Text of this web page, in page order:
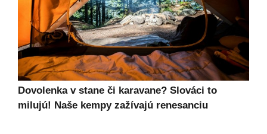
Dovolenka v stane či karavane? Slováci to
milujú! Naše kempy zažívajú renesanciu